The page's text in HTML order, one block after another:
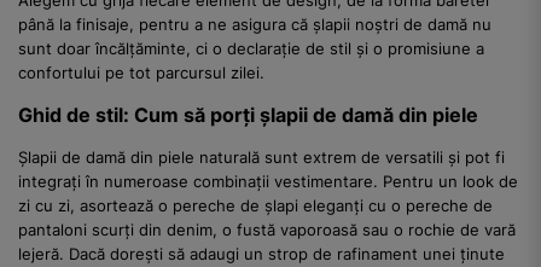
până la finisaje, pentru a ne asigura că șlapii noștri de damă nu
sunt doar încălțăminte, ci o declarație de stil și o promisiune a
confortului pe tot parcursul zilei.
Ghid de stil: Cum să porți șlapii de damă din piele
Șlapii de damă din piele naturală sunt extrem de versatili și pot fi
integrați în numeroase combinații vestimentare. Pentru un look de
zi cu zi, asortează o pereche de șlapi eleganți cu o pereche de
pantaloni scurți din denim, o fustă vaporoasă sau o rochie de vară
lejeră. Dacă dorești să adaugi un strop de rafinament unei ținute